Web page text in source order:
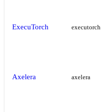
ExecuTorch executorch
Axelera axelera